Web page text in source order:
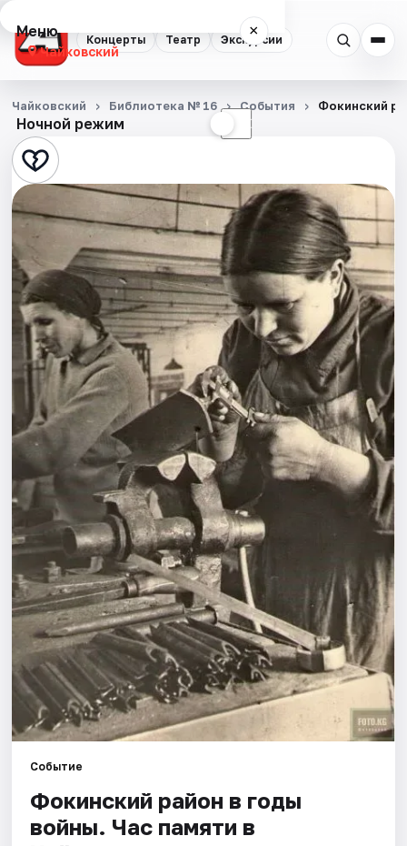
Концерты Театр Экскурсии
Меню ×
Чайковский
Концерты
Театр
Экскурсии
События
Города
Площадки
Артисты
Рейтинги
Ночной режим ☾
Чайковский Библиотека № 16 События Фокинский
Событие
Фокинский район в годы
войны. Час памяти в